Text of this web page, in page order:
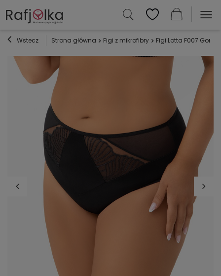
Wstecz Strona główna Figi z mikrofibry Figi Lotta F007